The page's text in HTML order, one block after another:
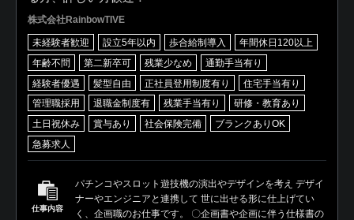
株式会社RainbowTIVE
未経験者歓迎 設立5年以内 歩合給制導入
年間休日120以上
年齢不問
第二新卒可 残業少なめ
通勤手当有り
経験者優遇
髪型自由 正社員登用制度有り
住宅手当有り
管理職採用
退職金制度有 残業手当有り
研修・教育あり
土日祝休み
賞与あり 社会保険完備
ブランクありOK
急募求人
仕事内容
パチンコやスロット遊技機の演出やデザインを考え デザイ
ナーやエンジニアと連携して 世に出せる形に仕上げてい
く、企画職のお仕事です。 〇企画書や企画に伴う仕様書の